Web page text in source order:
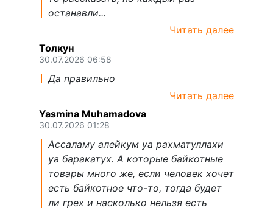
останавли...
Читать далее
Толкун
30.07.2026 06:58
Да правильно
Читать далее
Yasmina Muhamadova
30.07.2026 01:28
Ассаламу алейкум уа рахматуллахи
уа баракатух. А которые байкотные
товары много же, если человек хочет
есть байкотное что-то, тогда будет
ли грех и насколько нельзя есть